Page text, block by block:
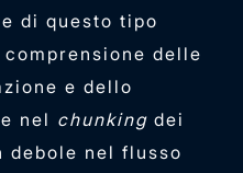
di questo tipo
delle
e dello
nel chunking dei
debole nel flusso